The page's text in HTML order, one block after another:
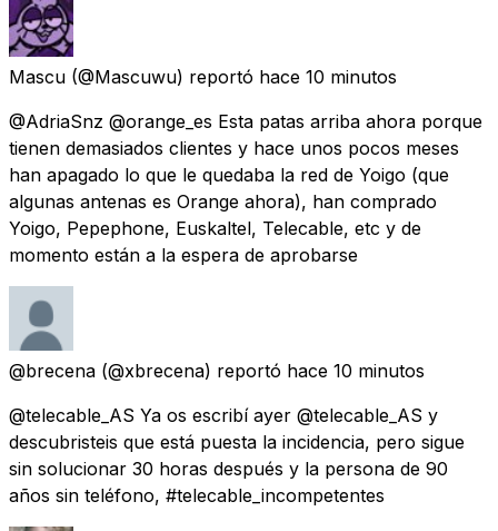
Mascu (@Mascuwu) reportó hace 10 minutos
@AdriaSnz @orange_es Esta patas arriba ahora porque
tienen demasiados clientes y hace unos pocos meses
han apagado lo que le quedaba la red de Yoigo (que
algunas antenas es Orange ahora), han comprado
Yoigo, Pepephone, Euskaltel, Telecable, etc y de
momento están a la espera de aprobarse
@brecena (@xbrecena) reportó hace 10 minutos
@telecable_AS Ya os escribí ayer @telecable_AS y
descubristeis que está puesta la incidencia, pero sigue
sin solucionar 30 horas después y la persona de 90
años sin teléfono, #telecable_incompetentes